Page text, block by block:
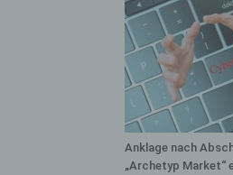
Anklage nach
„Archetyp Market“